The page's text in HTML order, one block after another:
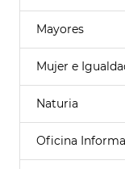
Mayores
Mujer e
Naturia
Oficina